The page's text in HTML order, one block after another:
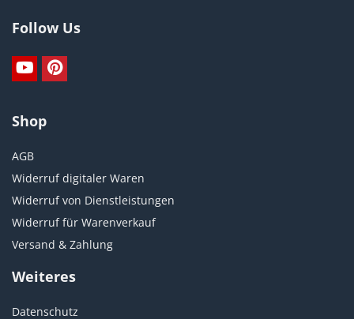
Follow Us
Shop
AGB
Widerruf digitaler Waren
Widerruf von Dienstleistungen
Widerruf für Warenverkauf
Versand & Zahlung
Weiteres
Datenschutz